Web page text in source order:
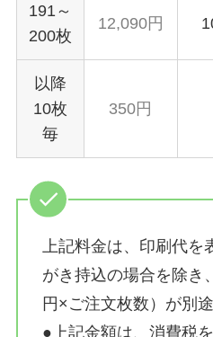
191～
200枚
12,090円
以降
10枚
毎
350円
上記料金は、印刷代を
がき持込の場合を除き
円×ご注文枚数）が別
●上記金額は、消費税